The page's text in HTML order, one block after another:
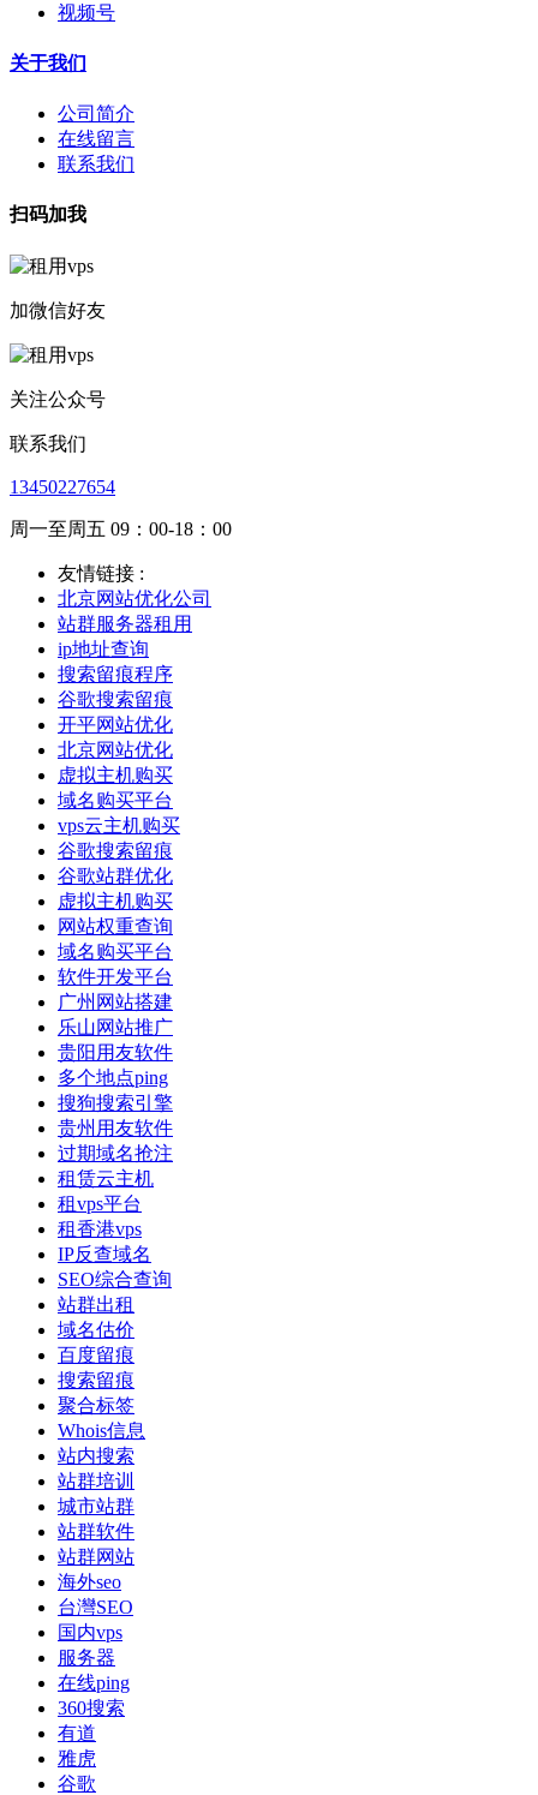
视频号
关于我们
公司简介
在线留言
联系我们
扫码加我
加微信好友
关注公众号
联系我们
13450227654
周一至周五 09：00-18：00
友情链接 :
北京网站优化公司
站群服务器租用
ip地址查询
搜索留痕程序
谷歌搜索留痕
开平网站优化
北京网站优化
虚拟主机购买
域名购买平台
vps云主机购买
谷歌搜索留痕
谷歌站群优化
虚拟主机购买
网站权重查询
域名购买平台
软件开发平台
广州网站搭建
乐山网站推广
贵阳用友软件
多个地点ping
搜狗搜索引擎
贵州用友软件
过期域名抢注
租赁云主机
租vps平台
租香港vps
IP反查域名
SEO综合查询
站群出租
域名估价
百度留痕
搜索留痕
聚合标签
Whois信息
站内搜索
站群培训
城市站群
站群软件
站群网站
海外seo
台灣SEO
国内vps
服务器
在线ping
360搜索
有道
雅虎
谷歌